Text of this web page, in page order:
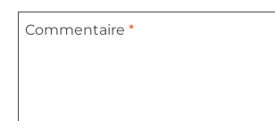
5
4
Stars
3
Stars
2
Stars
1
Star
Commentaire *